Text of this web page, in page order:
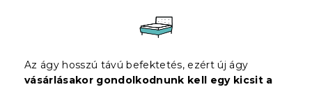
Az ágy hosszú távú befektetés, ezért új ágy
vásárlásakor gondolkodnunk kell egy kicsit a